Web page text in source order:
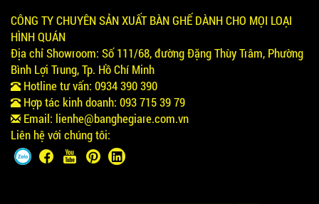
CÔNG TY CHUYÊN SẢN XUẤT BÀN GHẾ DÀNH CHO MỌI LOẠI
HÌNH QUÁN
Địa chỉ Showroom: Số 111/68, đường Đặng Thùy Trâm, Phường
Bình Lợi Trung, Tp. Hồ Chí Minh
Hotline tư vấn: 0934 390 390
Hợp tác kinh doanh: 093 715 39 79
Email: lienhe@banghegiare.com.vn
Liên hệ với chúng tôi: